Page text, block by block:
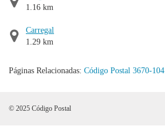
1.16 km
Carregal
1.29 km
Páginas Relacionadas: Código Postal 3670-104
© 2025 Código Postal